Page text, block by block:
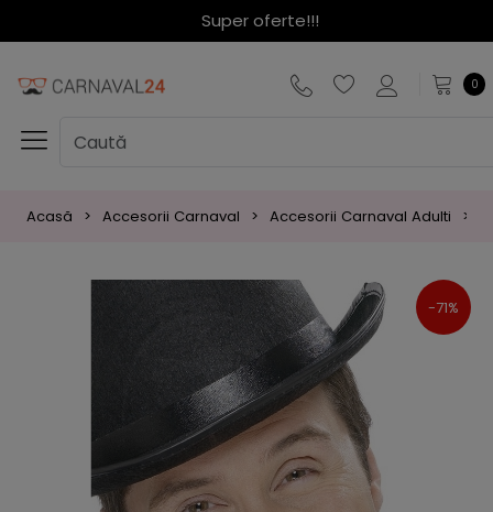
Super oferte!!!
0
Acasă Accesorii Carnaval Accesorii Carnaval Adulti
-71%